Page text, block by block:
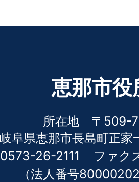
恵那市役
所在地 〒509-
岐阜県恵那市長島町正家
26-2111
ファ
（法人番号